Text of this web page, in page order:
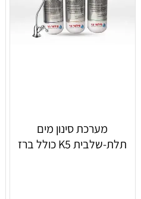
מערכת סינון מים
תלת-שלבית K5 כולל ברז